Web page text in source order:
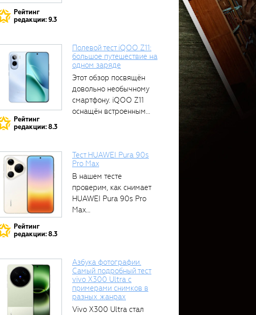
Рейтинг
редакции: 9.3
Рейтинг
редакции: 8.3
Полевой тест iQOO Z11:
большое путешествие на
одном заряде
Этот обзор посвящён
довольно необычному
смартфону. iQOO Z11
оснащён встроенным
Рейтинг
редакции: 8.3
Тест HUAWEI Pura 90s
Pro Max
В нашем тесте
проверим, как снимает
HUAWEI Pura 90s Pro
Max...
Азбука фотографии.
Самый подробный тест
vivo X300 Ultra с
примерами снимков в
разных жанрах
Vivo X300 Ultra стал